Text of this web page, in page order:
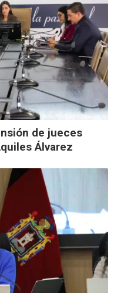
de jueces
Álvarez